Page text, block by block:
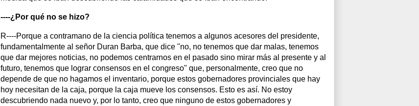
----¿Por qué no se hizo?
R----Porque a contramano de la ciencia política tenemos a algunos acesores del presidente,
fundamentalmente al señor Duran Barba, que dice "no, no tenemos que dar malas, tenemos
que dar mejores noticias, no podemos centrarnos en el pasado sino mirar más al presente y al
futuro, tenemos que lograr consensos en el congreso" que, personalmente, creo que no
depende de que no hagamos el inventario, porque estos gobernadores provinciales que hay
hoy necesitan de la caja, porque la caja mueve los consensos. Esto es así. No estoy
descubriendo nada nuevo y, por lo tanto, creo que ninguno de estos gobernadores y